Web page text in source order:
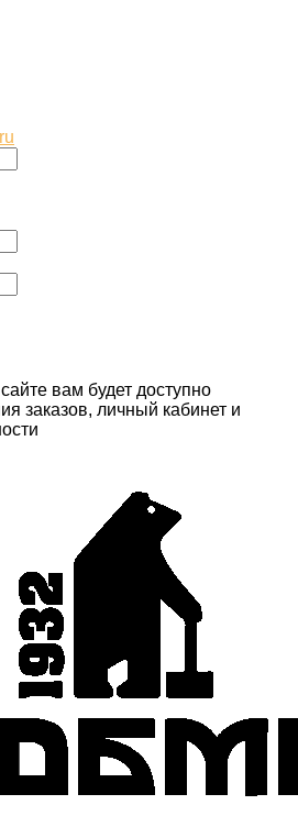
вам будет доступно
заказов, личный кабинет и